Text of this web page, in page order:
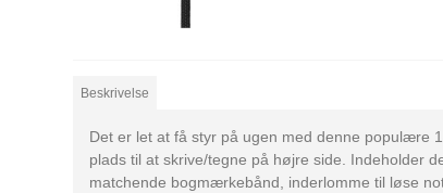
Beskrivelse
Det er let at få styr på ugen med denne populære
plads til at skrive/tegne på højre side. Indeholder
matchende bogmærkebånd, inderlomme til løse